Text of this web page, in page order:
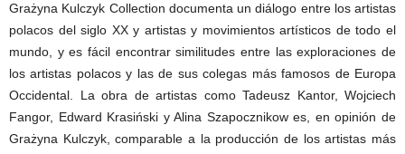
Grażyna Kulczyk Collection documenta un diálogo entre los artistas
polacos del siglo XX y artistas y movimientos artísticos de todo el
mundo, y es fácil encontrar similitudes entre las exploraciones de
los artistas polacos y las de sus colegas más famosos de Europa
Occidental. La obra de artistas como Tadeusz Kantor, Wojciech
Fangor, Edward Krasiński y Alina Szapocznikow es, en opinión de
Grażyna Kulczyk, comparable a la producción de los artistas más